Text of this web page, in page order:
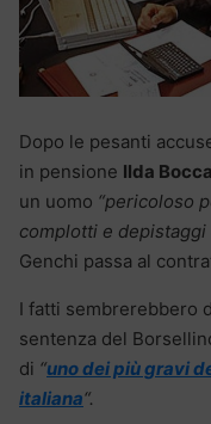
Dopo le pesanti
in pensione Ilda
un uomo “pericoloso
complotti e depistaggi
Genchi passa al
I fatti sembrerebbero
sentenza del
di “uno dei più gravi
italiana“.